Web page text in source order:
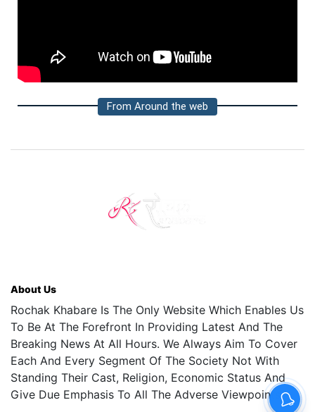
From Around the web
About Us
Rochak Khabare Is The Only Website Which Enables Us
To Be At The Forefront In Providing Latest And The
Breaking News At All Hours. We Always Aim To Cover
Each And Every Segment Of The Society Not With
Standing Their Cast, Religion, Economic Status And
Give Due Emphasis To All The Adverse Viewpoints.